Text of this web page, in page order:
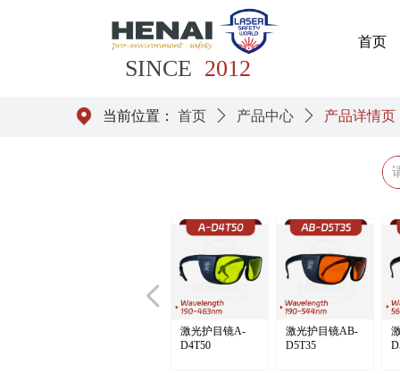
SINCE 2012
首页
首页 ꄲ 产品中心 ꄲ 产品详情页
当前位置：
激光护目镜A-
D4T50
激光护目镜AB-
D5T35
넳